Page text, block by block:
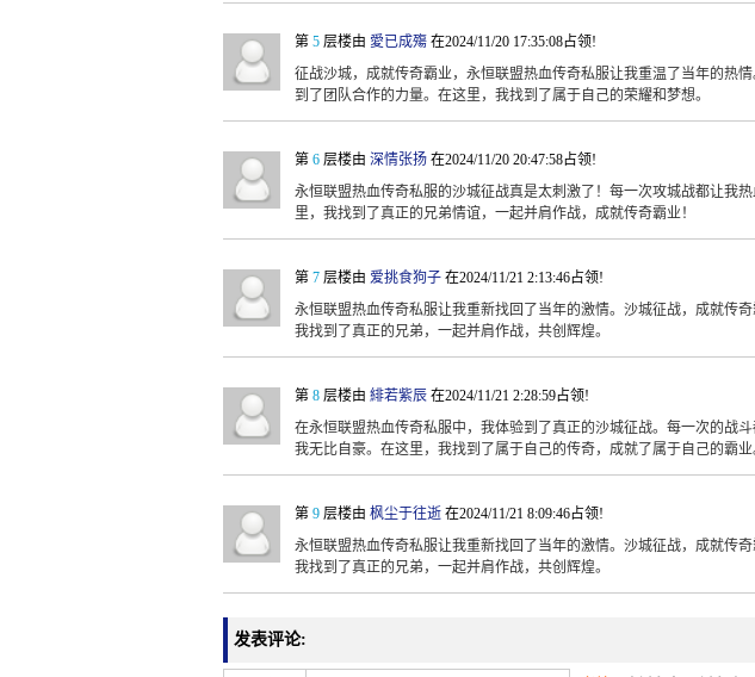
第 5 层楼由 愛已成殤 在2024/11/20 17:35:08占领!
征战沙城，成就传奇霸业，永恒联盟热血传奇私服让我重温了当年的热
到了团队合作的力量。在这里，我找到了属于自己的荣耀和梦想。
第 6 层楼由 深情张扬 在2024/11/20 20:47:58占领!
永恒联盟热血传奇私服的沙城征战真是太刺激了！每一次攻城战都让我
里，我找到了真正的兄弟情谊，一起并肩作战，成就传奇霸业！
第 7 层楼由 爱挑食狗子 在2024/11/21 2:13:46占领!
永恒联盟热血传奇私服让我重新找回了当年的激情。沙城征战，成就传
我找到了真正的兄弟，一起并肩作战，共创辉煌。
第 8 层楼由 緋若紫辰 在2024/11/21 2:28:59占领!
在永恒联盟热血传奇私服中，我体验到了真正的沙城征战。每一次的战
我无比自豪。在这里，我找到了属于自己的传奇，成就了属于自己的霸业
第 9 层楼由 枫尘于往逝 在2024/11/21 8:09:46占领!
永恒联盟热血传奇私服让我重新找回了当年的激情。沙城征战，成就传
我找到了真正的兄弟，一起并肩作战，共创辉煌。
发表评论: